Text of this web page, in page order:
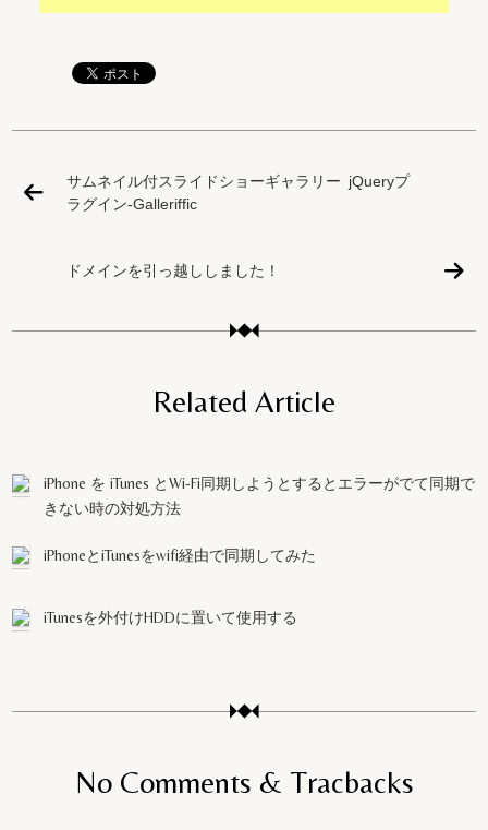
サムネイル付スライドショーギャラリー jQueryプ
ラグイン-Galleriffic
ドメインを引っ越ししました！
Related Article
iPhone を iTunes とWi-Fi同期しようとするとエラーがでて同期で
きない時の対処方法
iPhoneとiTunesをwifi経由で同期してみた
iTunesを外付けHDDに置いて使用する
No Comments & Tracbacks